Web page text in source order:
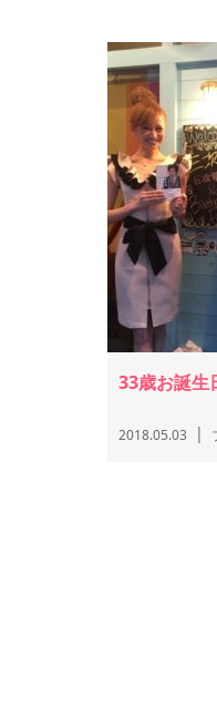
33歳お誕生
2018.05.03